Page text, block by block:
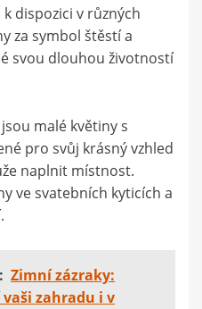
dispozici v různých
za symbol štěstí a
svou dlouhou životností
jsou malé květiny s
pro svůj krásný vzhled
naplnit místnost.
ve svatebních kyticích a
Zimní zázraky:
zahradu i v